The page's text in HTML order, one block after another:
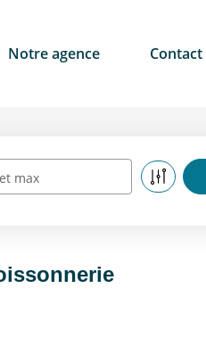
Notre agence Contact
max